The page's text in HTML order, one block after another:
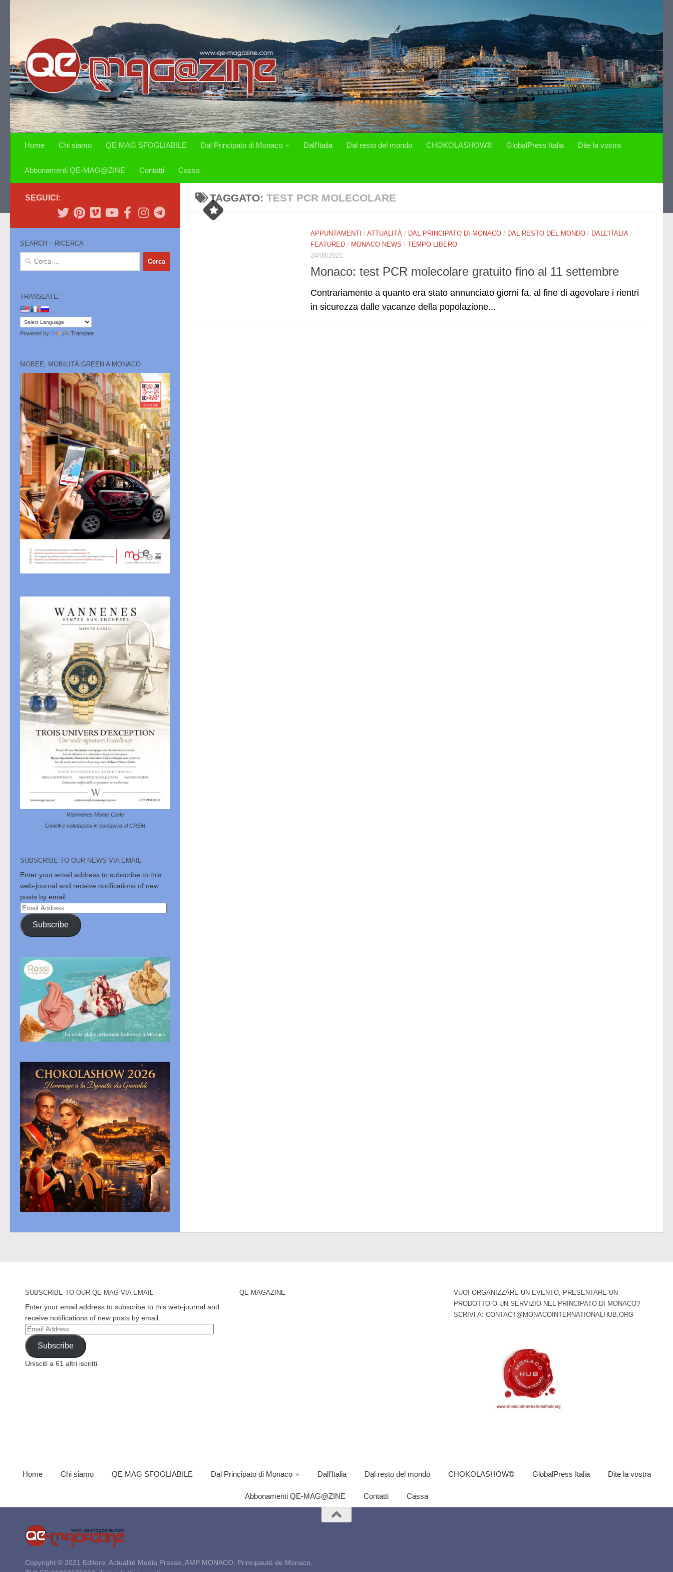
Home Chi siamo QE MAG SFOGLIABILE Dal Principato di Monaco Dall’Italia Dal resto del mondo CHOKOLASHOW® GlobalPress Italia Dite la vostra
Abbonamenti QE-MAG@ZINE Contatti Cassa
TAGGATO: TEST PCR MOLECOLARE
APPUNTAMENTI / ATTUALITÀ / DAL PRINCIPATO DI MONACO / DAL RESTO DEL MONDO / DALL'ITALIA /
FEATURED / MONACO NEWS / TEMPO LIBERO
24/08/2021
Monaco: test PCR molecolare gratuito fino al 11 settembre
​Contrariamente a quanto era stato annunciato giorni fa, al fine di agevolare i rientri
in sicurezza dalle vacanze della popolazione...
SEGUICI:
SEARCH – RICERCA
Ricerca
TRANSLATE:
Powered by Translate
MOBEE, MOBILITÀ GREEN A MONACO
Wannenes Monte Carlo
Gioielli e valutazioni in esclusiva al CREM
SUBSCRIBE TO OUR NEWS VIA EMAIL
Enter your email address to subscribe to this
web-journal and receive notifications of new
posts by email.
Email
Address
Subscribe
SUBSCRIBE TO OUR QE MAG VIA EMAIL
Enter your email address to subscribe to this web-journal and
receive notifications of new posts by email.
Email
Address
Subscribe
Unisciti a 61 altri iscritti
QE-MAGAZINE
VUOI ORGANIZZARE UN EVENTO, PRESENTARE UN
PRODOTTO O UN SERVIZIO NEL PRINCIPATO DI MONACO?
SCRIVI A: CONTACT@MONACOINTERNATIONALHUB.ORG
Home Chi siamo QE MAG SFOGLIABILE Dal Principato di Monaco Dall’Italia Dal resto del mondo CHOKOLASHOW® GlobalPress Italia Dite la vostra
Abbonamenti QE-MAG@ZINE Contatti Cassa
Copyright © 2021 Editore: Actualité Media Presse, AMP MONACO, Principauté de Monaco,